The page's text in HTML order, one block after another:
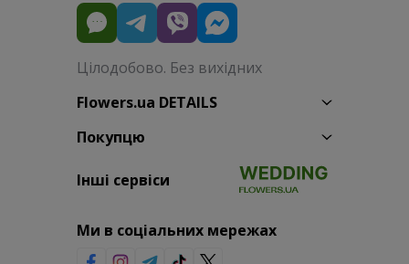
Цілодобово. Без вихідних
Flowers.ua DETAILS
Покупцю
Інші сервіси
Ми в соціальних мережах